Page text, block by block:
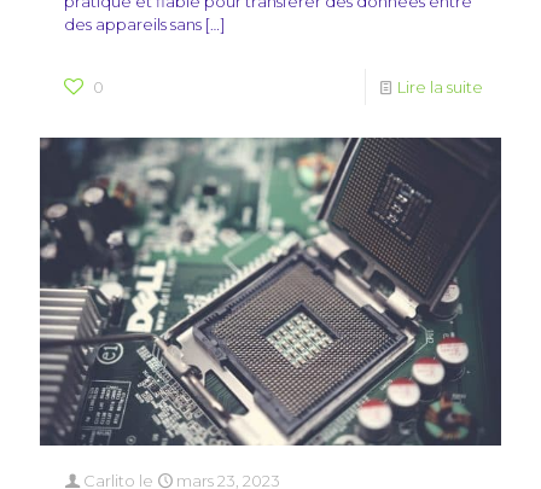
des appareils sans […]
0 Lire la suite
Carlito le
mars 23, 2023